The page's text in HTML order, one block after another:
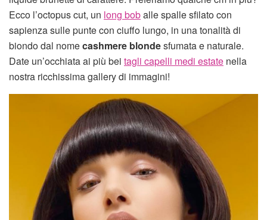
Ecco l’octopus cut, un long boballe spalle sfilato con
sapienza sulle punte con ciuffo lungo, in una tonalità di
biondo dal nomecashmere blondesfumata e naturale.
Date un’occhiata ai più bei tagli capelli medi estate nella
nostra ricchissima gallery di immagini!